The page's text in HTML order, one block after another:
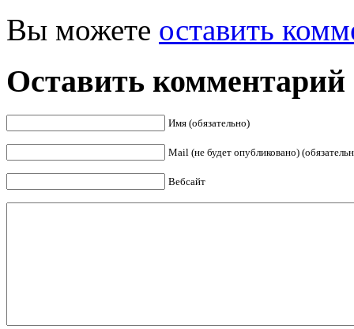
Вы можете оставить
Оставить комментарий
Имя (обязательно)
Mail (не будет опубликовано)
Вебсайт